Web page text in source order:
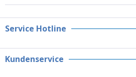
Service Hotline
Kundenservice